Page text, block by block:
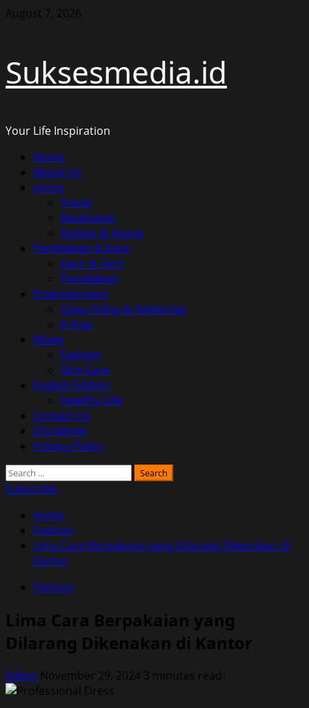
Skip
August 7, 2026
Suksesmedia.id
Your Life Inspiration
Primary
Menu
Home
About Us
Living
Travel
Kesehatan
Kuliner & Home
Pendidikan & Karir
Karir & Tech
Pendidikan
Entertainment
Gaya Hidup & Selebritas
K-Pop
Mode
Fashion
Skin Care
English Edition
Healthy Life
Contact Us
Disclaimer
Privacy Policy
Search
for:
Subscribe
Home
Fashion
Lima Cara Berpakaian yang Dilarang Dikenakan di
Kantor
Fashion
Lima Cara Berpakaian yang
Dilarang Dikenakan di Kantor
Editor November 29, 2024 3 minutes read